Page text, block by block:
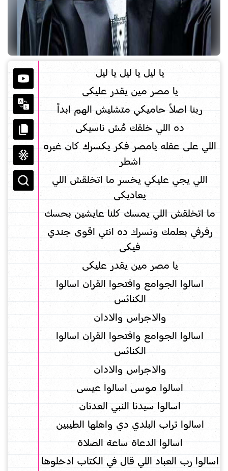
يا ليل يا ليل يا ليل
يا مصر مين يقدر عليكى
ربنا اصلاً حاميكي متشليش الهم ابداً
ده اللي خلقك مُش ناسيكى
اللي على عقله يامصر فكر يكسرك كان غيره
اشطر
اللي يجي عليكي يخسر ما اتخلقش اللي
يعاديكى
ما اتخلقش اللي يمسك كلنا عايشين بحسك
رفرفي بعلمك ونسرك ده انتي اقوى جندي
فيكى
يا مصر مين يقدر عليكى
اسالوا الجوامع وافتحوا القران اسالوا
الكنائس
والاجراس والادان
اسالوا الجوامع وافتحوا القران اسالوا
الكنائس
والاجراس والادان
اسالوا موسى اسالوا عيسى
اسالوا سيدنا النبي العدنان
اسالوا تراب البلدي دي واهلها الطيبين
اسالوا الدعاة ساعة الصلاة
اسالوا رب العباد اللي قال في الكتاب ادخلوها